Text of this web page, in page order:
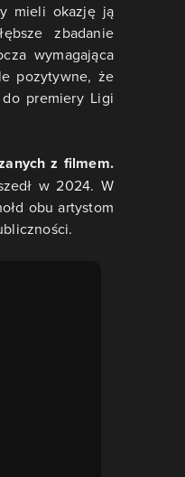
mieli okazję ją
zbadanie
wymagająca
pozytywne, że
premiery Ligi
z filmem.
w 2024. W
obu artystom